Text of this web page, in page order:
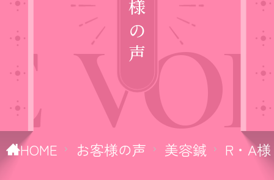
HOME お客様の声 美容鍼 R・A様